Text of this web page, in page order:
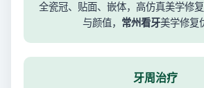
全瓷冠、贴面、嵌体，高仿真美学修
与颜值， 常州看牙美学修复
牙周治疗